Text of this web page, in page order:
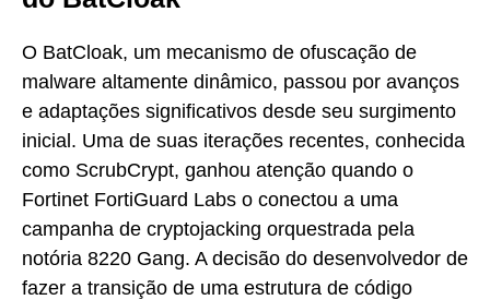
O BatCloak, um mecanismo de ofuscação de
malware altamente dinâmico, passou por avanços
e adaptações significativos desde seu surgimento
inicial. Uma de suas iterações recentes, conhecida
como ScrubCrypt, ganhou atenção quando o
Fortinet FortiGuard Labs o conectou a uma
campanha de cryptojacking orquestrada pela
notória 8220 Gang. A decisão do desenvolvedor de
fazer a transição de uma estrutura de código